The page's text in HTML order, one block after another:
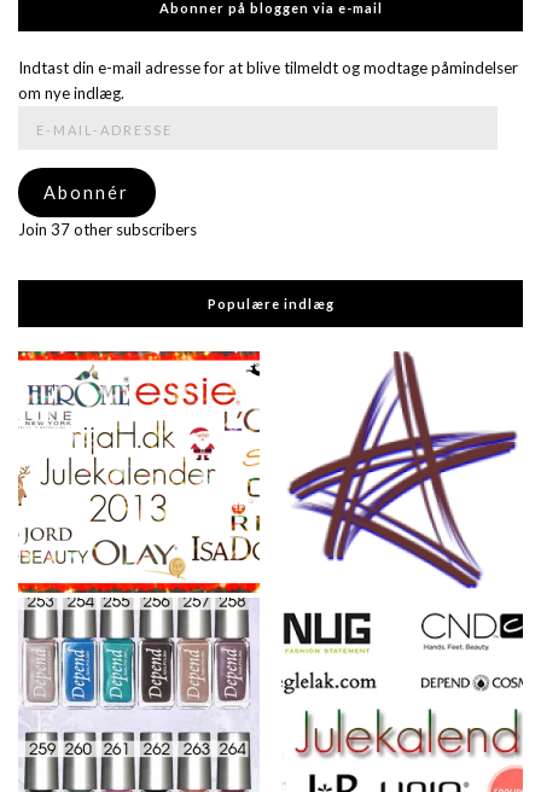
Abonner på bloggen via e-mail
Indtast din e-mail adresse for at blive tilmeldt og modtage påmindelser
om nye indlæg.
adresse
Abonnér
Join 37 other subscribers
Populære indlæg